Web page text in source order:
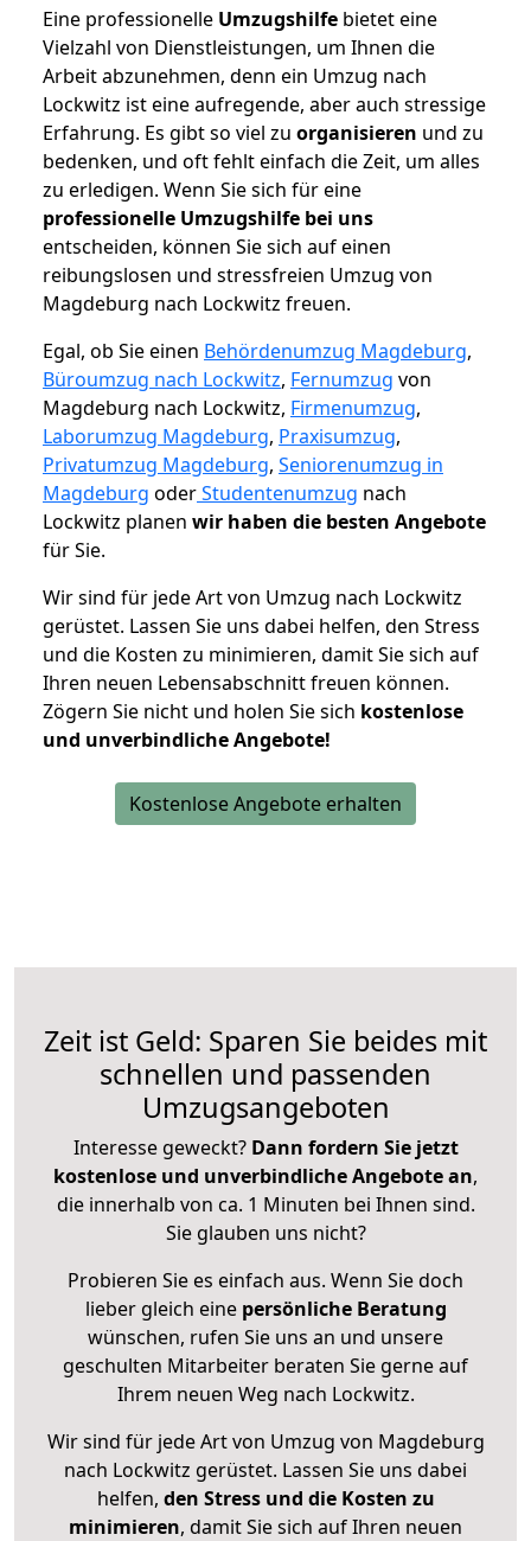
Eine professionelle Umzugshilfe bietet eine
Vielzahl von Dienstleistungen, um Ihnen die
Arbeit abzunehmen, denn ein Umzug nach
Lockwitz ist eine aufregende, aber auch stressige
Erfahrung. Es gibt so viel zu organisieren und zu
bedenken, und oft fehlt einfach die Zeit, um alles
zu erledigen. Wenn Sie sich für eine
professionelle Umzugshilfe bei uns
entscheiden, können Sie sich auf einen
reibungslosen und stressfreien Umzug von
Magdeburg nach Lockwitz freuen.
Egal, ob Sie einen Behördenumzug Magdeburg,
Büroumzug nach Lockwitz, Fernumzug von
Magdeburg nach Lockwitz, Firmenumzug,
Laborumzug Magdeburg, Praxisumzug,
Privatumzug Magdeburg, Seniorenumzug in
Magdeburg oderStudentenumzug nach
Lockwitz planen wir haben die besten Angebote
für Sie.
Wir sind für jede Art von Umzug nach Lockwitz
gerüstet. Lassen Sie uns dabei helfen, den Stress
und die Kosten zu minimieren, damit Sie sich auf
Ihren neuen Lebensabschnitt freuen können.
Zögern Sie nicht und holen Sie sich kostenlose
und unverbindliche Angebote!
Kostenlose Angebote erhalten
Zeit ist Geld: Sparen Sie beides mit
schnellen und passenden
Umzugsangeboten
Interesse geweckt? Dann fordern Sie jetzt
kostenlose und unverbindliche Angebote an,
die innerhalb von ca. 1 Minuten bei Ihnen sind.
Sie glauben uns nicht?
Probieren Sie es einfach aus. Wenn Sie doch
lieber gleich eine persönliche Beratung
wünschen, rufen Sie uns an und unsere
geschulten Mitarbeiter beraten Sie gerne auf
Ihrem neuen Weg nach Lockwitz.
Wir sind für jede Art von Umzug von Magdeburg
nach Lockwitz gerüstet. Lassen Sie uns dabei
helfen, den Stress und die Kosten zu
minimieren, damit Sie sich auf Ihren neuen